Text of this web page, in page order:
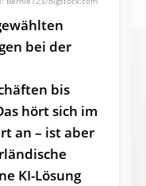
bei der
bis
hört sich im
an – ist aber
KI-Lösung